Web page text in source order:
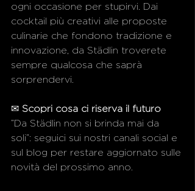
ogni occasione per stupirvi. Dai
cocktail più creativi alle proposte
culinarie che fondono tradizione e
innovazione, da Städlin troverete
sempre qualcosa che saprà
sorprendervi.
✉ Scopri cosa ci riserva il futuro
“Da Städlin non si brinda mai da
soli”: seguici sui nostri canali social e
sul blog per restare aggiornato sulle
novità del prossimo anno.